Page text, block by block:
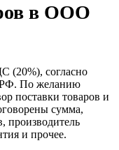
в ООО
(20%), согласно
РФ. По желанию
поставки товаров и
сумма,
производитель
и прочее.